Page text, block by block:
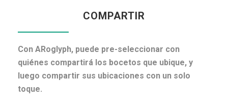
COMPARTIR
Con ARoglyph, puede pre-seleccionar con
quiénes compartirá los bocetos que ubique, y
luego compartir sus ubicaciones con un solo
toque.